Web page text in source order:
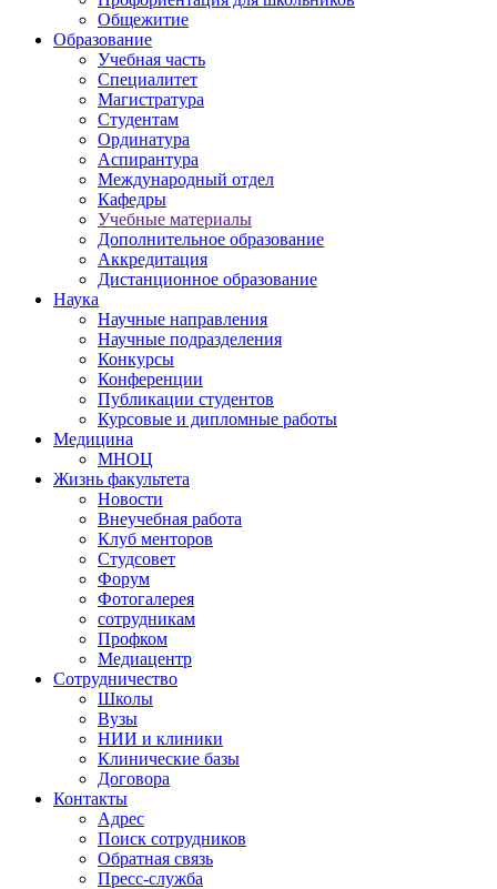
Общежитие
Образование
Учебная часть
Специалитет
Магистратура
Студентам
Ординатура
Аспирантура
Международный отдел
Кафедры
Учебные материалы
Дополнительное образование
Аккредитация
Дистанционное образование
Наука
Научные направления
Научные подразделения
Конкурсы
Конференции
Публикации студентов
Курсовые и дипломные работы
Медицина
МНОЦ
Жизнь факультета
Новости
Внеучебная работа
Клуб менторов
Студсовет
Форум
Фотогалерея
сотрудникам
Профком
Медиацентр
Сотрудничество
Школы
Вузы
НИИ и клиники
Клинические базы
Договора
Контакты
Адрес
Поиск сотрудников
Обратная связь
Пресс-служба